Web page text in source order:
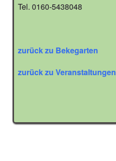
Tel. 0160-5438048
zurück zu Bekegarten
zurück zu Veranstaltungen